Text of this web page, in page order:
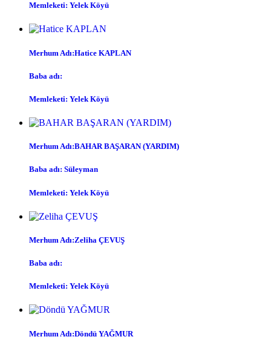
Memleketi: Yelek Köyü
Merhum Adı:Hatice KAPLAN
Baba adı:
Memleketi: Yelek Köyü
Merhum Adı:BAHAR BAŞARAN (YARDIM)
Baba adı: Süleyman
Memleketi: Yelek Köyü
Merhum Adı:Zeliha ÇEVUŞ
Baba adı:
Memleketi: Yelek Köyü
Merhum Adı:Döndü YAĞMUR